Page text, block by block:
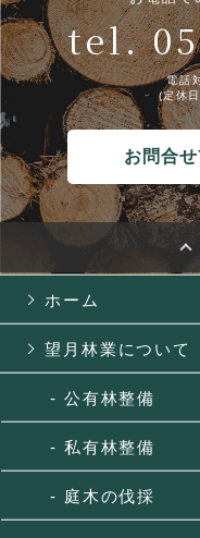
tel.
電話
(定休
お問合
ホーム
望月林業について
- 公有林整備
- 私有林整備
- 庭木の伐採